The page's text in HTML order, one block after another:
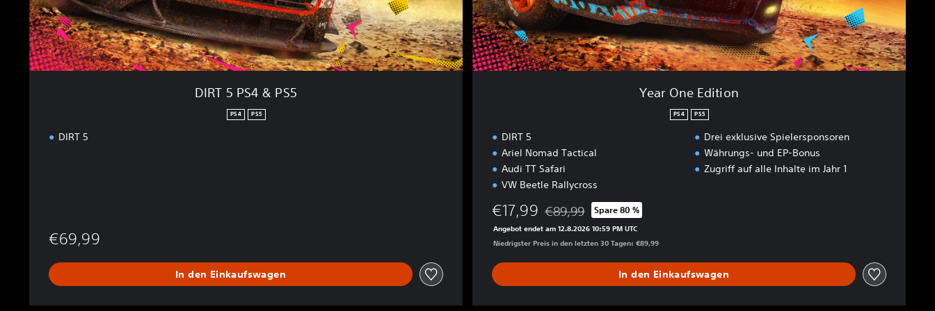
DIRT 5 PS4 & PS5
PS4 PS5
DIRT 5
€69,99
In den Einkaufswagen
o
n
Year One Edition
PS4 PS5
DIRT 5
Ariel Nomad Tactical
Audi TT Safari
VW Beetle Rallycross
Drei exklusive Spielersponsoren
Währungs- und EP-Bonus
Zugriff auf alle Inhalte im Jahr 1
€17,99 Preisnachlass gegenüber dem Originalpreis von €89,99
€89,99 Spare 80 %
Angebot endet am 12.8.2026 10:59 PM UTC
Niedrigster Preis in den letzten 30 Tagen: €89,99
In den Einkaufswagen